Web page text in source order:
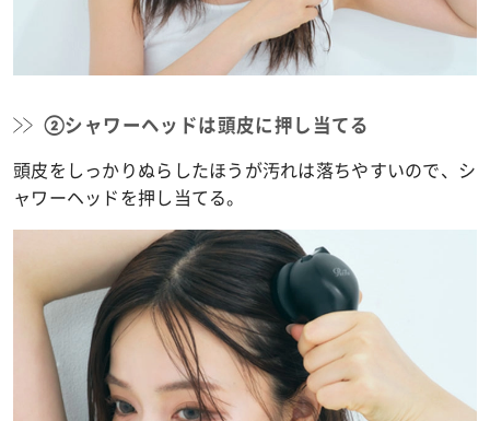
②シャワーヘッドは頭皮に押し当てる
頭皮をしっかりぬらしたほうが汚れは落ちやすいので、シ
ャワーヘッドを押し当てる。